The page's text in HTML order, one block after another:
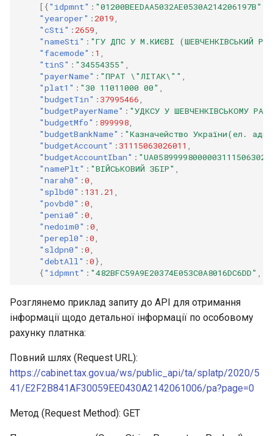
[{"idpmnt" : "01200BEEDAA5032AE0530A214206197B"
"yearoper" : 2019
"cSti" : 2659
"nameSti" : "ГУ ДПС У М.КИЄВІ (ШЕВЧЕНКІВСЬКИЙ
"facemode" : 1
"tinS" : "34554355"
"payerName" : "ПРАТ \"ЛІТАК\""
"plat1" : "30 11011000 00"
"budgetTin" : 37995466
"budgetPayerName" : "УДКСУ У ШЕВЧЕНКІВСЬКОМУ
"budgetMfo" : 899998
"budgetBankName" : "Казначейство України(ел.
"budgetAccount" : 31115063026011
"budgetAccountIban" :
"namePlt" : "ВIЙСЬКОВИЙ ЗБIР"
"narah0" :0
"splbd0" : 131.21
"povbd0" :0
"penia0" :0
"nedoim0" :0
"perepl0" :0
"sldpn0" :0
"debtAll" :0},
{"idpmnt" : "482BFC59A9E20374E053C0A8016DC6DD"
Розглянемо приклад запиту до API для отримання
інформації щодо детальної інформації по особовому
рахунку платнка:
Повний шлях (Request URL):
https://cabinet.tax.gov.ua/ws/public_api/ta/splatp/2020/5
41/E2F2B841AF30059EE0430A2142061006/pa?page=0
Метод (Request Method): GET